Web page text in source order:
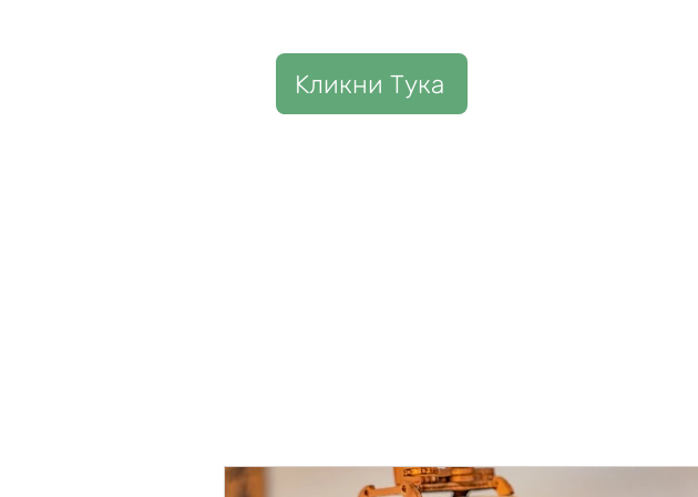
Kликни Тука